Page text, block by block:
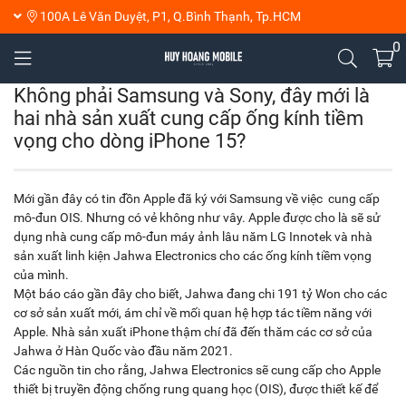
100A Lê Văn Duyệt, P1, Q.Bình Thạnh, Tp.HCM
0
Không phải Samsung và Sony, đây mới là
hai nhà sản xuất cung cấp ống kính tiềm
vọng cho dòng iPhone 15?
Mới gần đây có tin đồn Apple đã ký với Samsung về việc cung cấp
mô-đun OIS. Nhưng có vẻ không như vây. Apple được cho là sẽ sử
dụng nhà cung cấp mô-đun máy ảnh lâu năm LG Innotek và nhà
sản xuất linh kiện Jahwa Electronics cho các ống kính tiềm vọng
của mình.
Một báo cáo gần đây cho biết, Jahwa đang chi 191 tỷ Won cho các
cơ sở sản xuất mới, ám chỉ về mối quan hệ hợp tác tiềm năng với
Apple. Nhà sản xuất iPhone thậm chí đã đến thăm các cơ sở của
Jahwa ở Hàn Quốc vào đầu năm 2021.
Các nguồn tin cho rằng, Jahwa Electronics sẽ cung cấp cho Apple
thiết bị truyền động chống rung quang học (OIS), được thiết kế để